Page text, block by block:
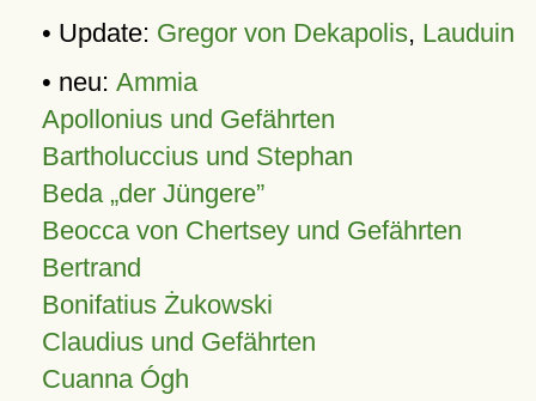
• Update: Gregor von Dekapolis, Lauduin
• neu: Ammia
Apollonius und Gefährten
Bartholuccius und Stephan
Beda „der Jüngere”
Beocca von Chertsey und Gefährten
Bertrand
Bonifatius Żukowski
Claudius und Gefährten
Cuanna Ógh